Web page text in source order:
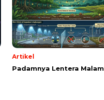
Artikel
Padamnya Lentera Malam